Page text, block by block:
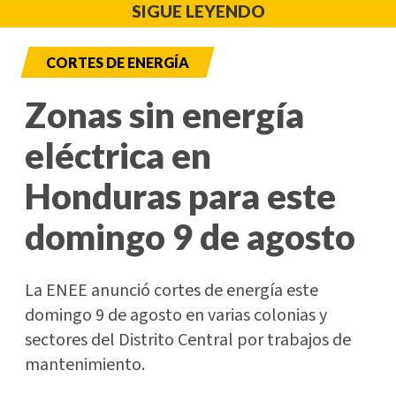
SIGUE LEYENDO
CORTES DE ENERGÍA
Zonas sin energía
eléctrica en
Honduras para este
domingo 9 de agosto
La ENEE anunció cortes de energía este
domingo 9 de agosto en varias colonias y
sectores del Distrito Central por trabajos de
mantenimiento.